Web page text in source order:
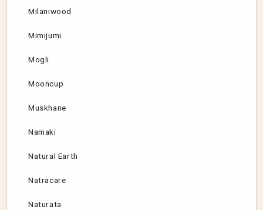
Milaniwood
Mimijumi
Mogli
Mooncup
Muskhane
Namaki
Natural Earth
Natracare
Naturata